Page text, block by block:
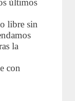
últimos
libre sin
la
con